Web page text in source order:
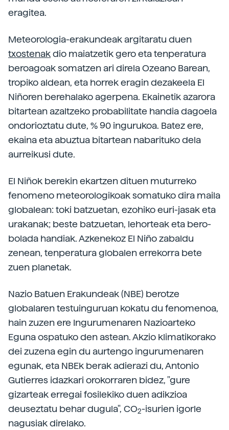
eragitea.
Meteorologia-erakundeak argitaratu duen
txostenakdio maiatzetik gero eta tenperatura
beroagoak somatzen ari direla Ozeano Barean,
tropiko aldean, eta horrek eragin dezakeela El
Niñoren berehalako agerpena. Ekainetik azarora
bitartean azaltzeko probabilitate handia dagoela
ondorioztatu dute, % 90 ingurukoa. Batez ere,
ekaina eta abuztua bitartean nabarituko dela
aurreikusi dute.
El Niñok berekin ekartzen dituen muturreko
fenomeno meteorologikoak somatuko dira maila
globalean: toki batzuetan, ezohiko euri-jasak eta
urakanak; beste batzuetan, lehorteak eta bero-
bolada handiak. Azkenekoz El Niño zabaldu
zenean, tenperatura globalen errekorra bete
zuen planetak.
Nazio Batuen Erakundeak (NBE) berotze
globalaren testuinguruan kokatu du fenomenoa,
hain zuzen ere Ingurumenaren Nazioarteko
Eguna ospatuko den astean. Akzio klimatikorako
dei zuzena egin du aurtengo ingurumenaren
egunak, eta NBEk berak adierazi du, Antonio
Gutierres idazkari orokorraren bidez, "gure
gizarteak erregai fosilekiko duen adikzioa
deuseztatu behar dugula", CO2-isurien igorle
nagusiak direlako.